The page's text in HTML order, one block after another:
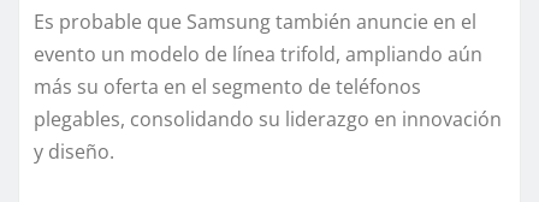
Es probable que Samsung también anuncie en el
evento un modelo de línea trifold, ampliando aún
más su oferta en el segmento de teléfonos
plegables, consolidando su liderazgo en innovación
y diseño.